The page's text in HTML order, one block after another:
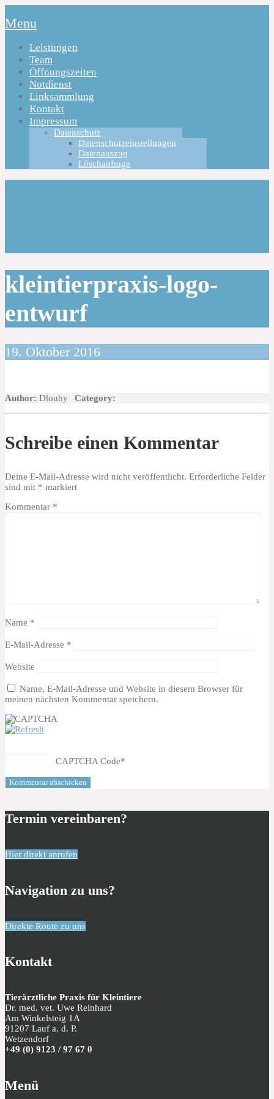
Menu
Leistungen
Team
Öffnungszeiten
Notdienst
Linksammlung
Kontakt
Impressum
Datenschutz
Datenschutzeinstellungen
Datenauszug
Löschanfrage
kleintierpraxis-logo-
entwurf
19. Oktober 2016
Author: Dlouhy Category:
Schreibe einen Kommentar
Deine E-Mail-Adresse wird nicht veröffentlicht. Erforderliche Felder
sind mit * markiert
Kommentar *
Name *
E-Mail-Adresse *
Website
Name, E-Mail-Adresse und Website in diesem Browser für
meinen nächsten Kommentar speichern.
CAPTCHA Code*
Termin vereinbaren?
Hier direkt anrufen
Navigation zu uns?
Direkte Route zu uns
Kontakt
Tierärztliche Praxis für Kleintiere
Dr. med. vet. Uwe Reinhard
Am Winkelsteig 1A
91207 Lauf a. d. P.
Wetzendorf
+49 (0) 9123 / 97 67 0
Menü